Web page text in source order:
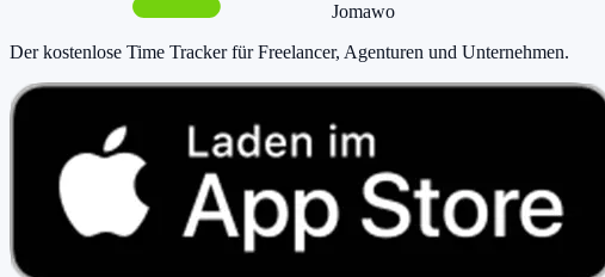
Jomawo
Der kostenlose Time Tracker für Freelancer, Agenturen und Unternehmen.